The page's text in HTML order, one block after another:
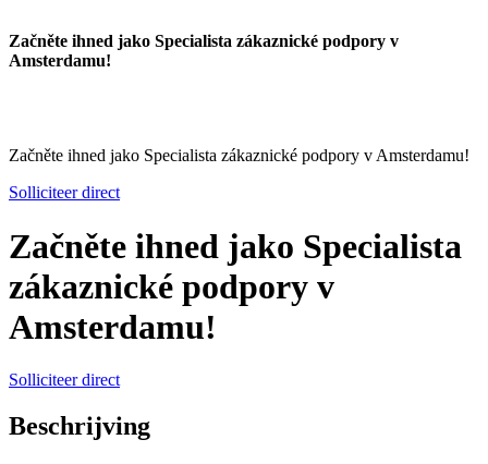
Začněte ihned jako Specialista zákaznické podpory v
Amsterdamu!
Začněte ihned jako Specialista zákaznické podpory v Amsterdamu!
Solliciteer direct
Začněte ihned jako Specialista
zákaznické podpory v
Amsterdamu!
Solliciteer direct
Beschrijving